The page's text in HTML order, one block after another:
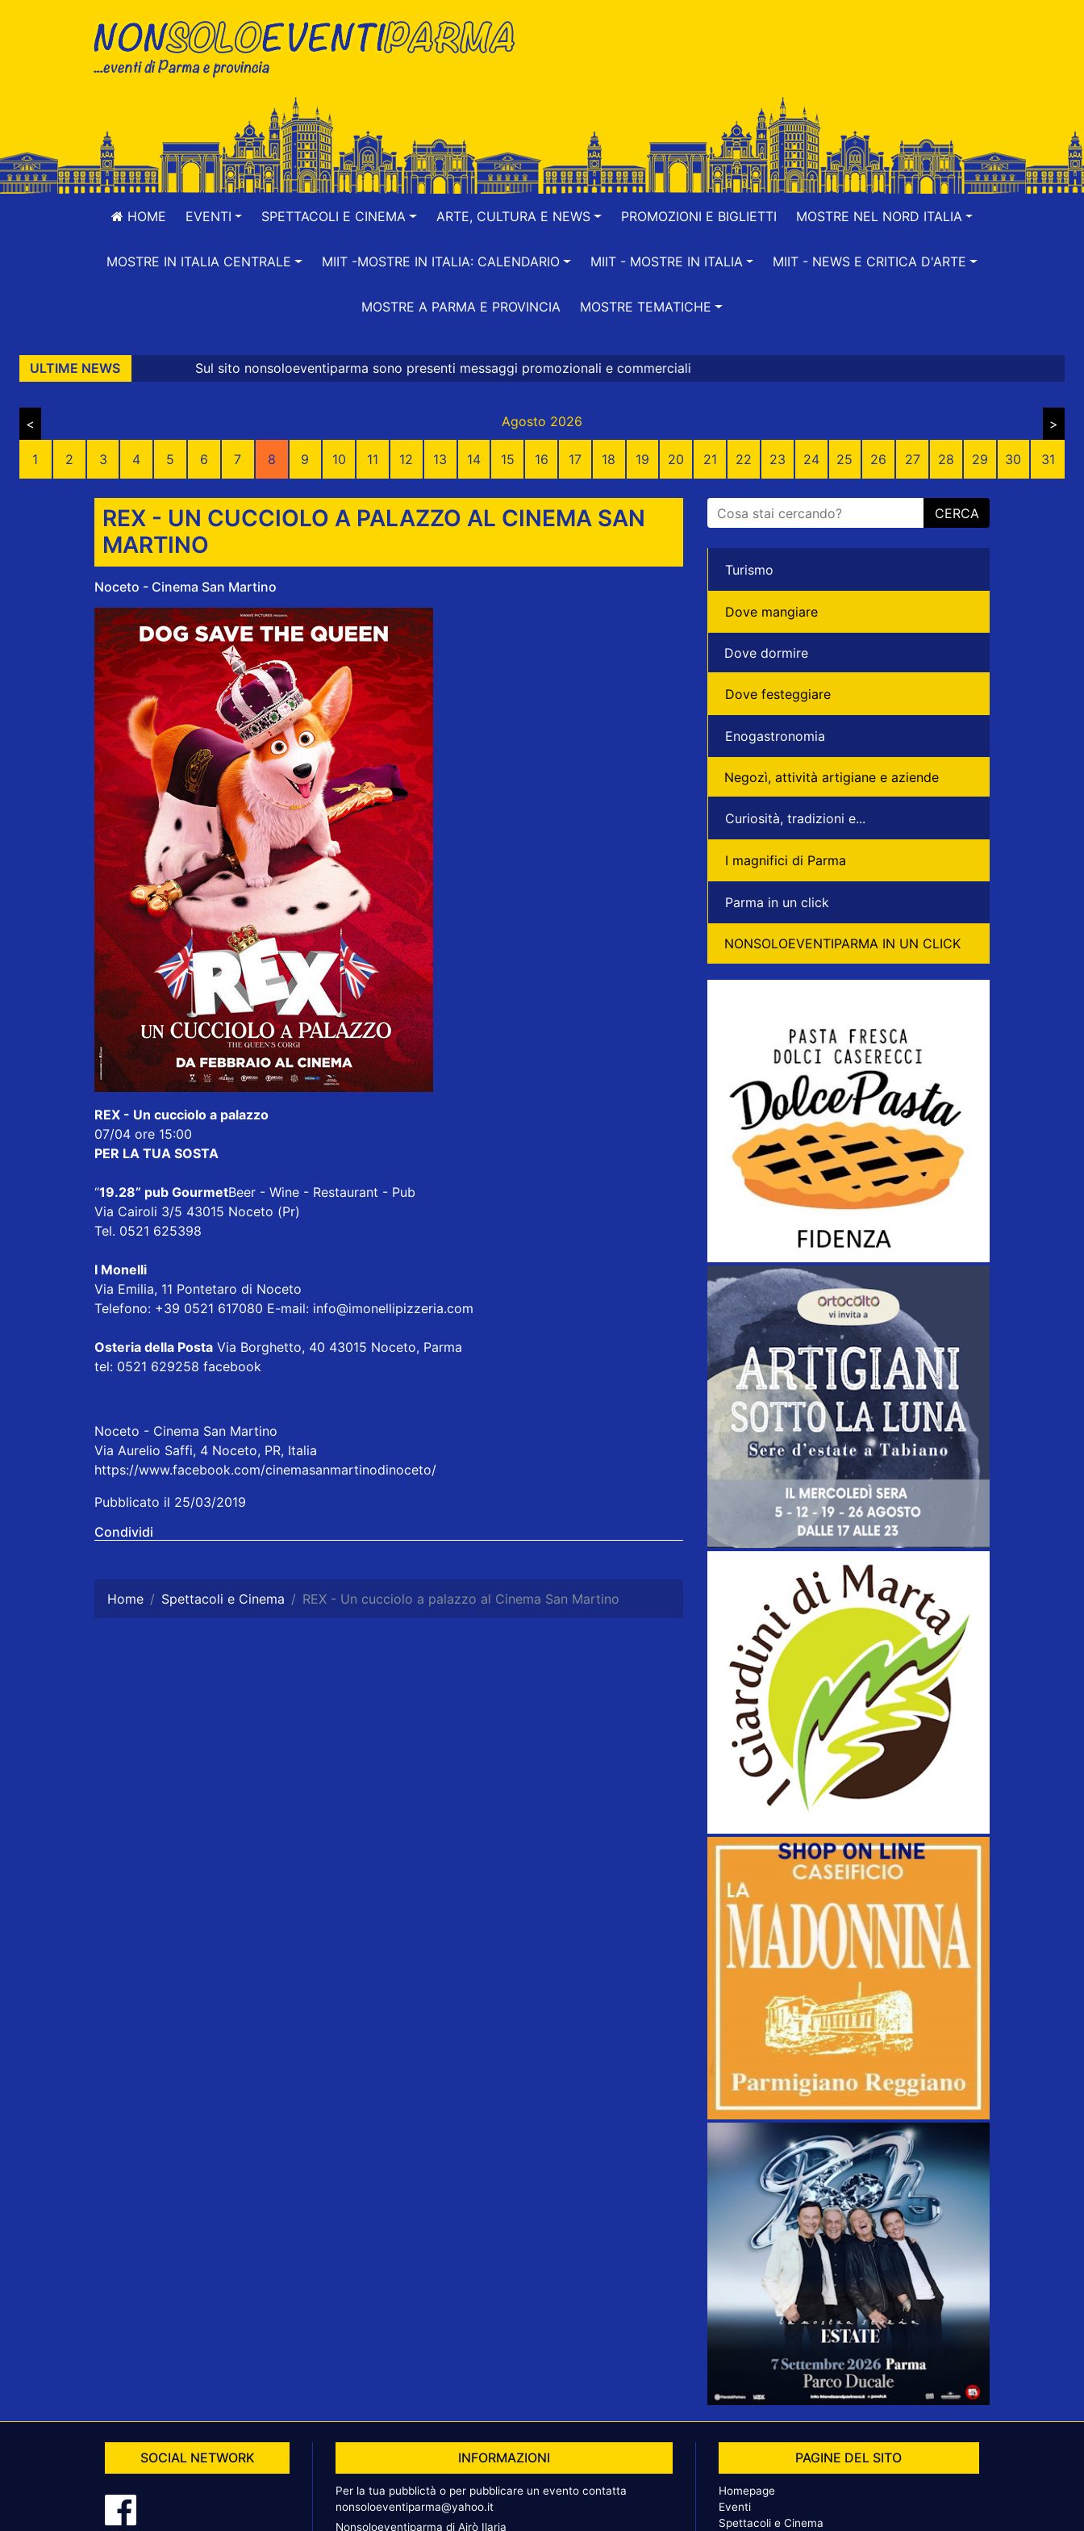
HOME EVENTI SPETTACOLI E CINEMA ARTE, CULTURA E NEWS PROMOZIONI E BIGLIETTI MOSTRE NEL NORD ITALIA
MOSTRE IN ITALIA CENTRALE MIIT -MOSTRE IN ITALIA: CALENDARIO MIIT - MOSTRE IN ITALIA MIIT - NEWS E CRITICA D'ARTE
MOSTRE A PARMA E PROVINCIA MOSTRE TEMATICHE
ULTIME NEWS
Sul sito nonsoloeventiparma sono presenti messaggi promozionali e commerciali
< Agosto 2026 >
1 2 3 4 5 6 7 8 9 10 11 12 13 14 15 16 17 18 19 20 21 22 23 24 25 26 27 28 29 30 31
REX - UN CUCCIOLO A PALAZZO AL CINEMA SAN
MARTINO
Noceto - Cinema San Martino
REX - Un cucciolo a palazzo
07/04 ore 15:00
PER LA TUA SOSTA
“19.28” pub GourmetBeer - Wine - Restaurant - Pub
Via Cairoli 3/5 43015 Noceto (Pr)
Tel. 0521 625398
I Monelli
Via Emilia, 11 Pontetaro di Noceto
Telefono: +39 0521 617080 E-mail: info@imonellipizzeria.com
Osteria della Posta Via Borghetto, 40 43015 Noceto, Parma
tel: 0521 629258 facebook
Noceto - Cinema San Martino
Via Aurelio Saffi, 4 Noceto, PR, Italia
https://www.facebook.com/cinemasanmartinodinoceto/
Pubblicato il 25/03/2019
Condividi
Home Spettacoli e Cinema REX - Un cucciolo a palazzo al Cinema San Martino
CERCA
Turismo
Dove mangiare
Dove dormire
Dove festeggiare
Enogastronomia
Negozì, attività artigiane e aziende
Curiosità, tradizioni e...
I magnifici di Parma
Parma in un click
NONSOLOEVENTIPARMA IN UN CLICK
SOCIAL NETWORK INFORMAZIONI
Per la tua pubblictà o per pubblicare un evento contatta
nonsoloeventiparma@yahoo.it
Nonsoloeventiparma di Airò Ilaria
PAGINE DEL SITO
Homepage
Eventi
Spettacoli e Cinema